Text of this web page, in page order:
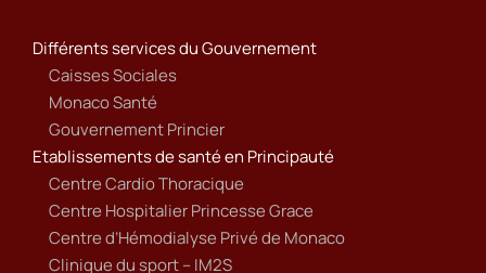
Différents services du Gouvernement
Caisses Sociales
Monaco Santé
Gouvernement Princier
Etablissements de santé en Principauté
Centre Cardio Thoracique
Centre Hospitalier Princesse Grace
Centre d’Hémodialyse Privé de Monaco
Clinique du sport – IM2S